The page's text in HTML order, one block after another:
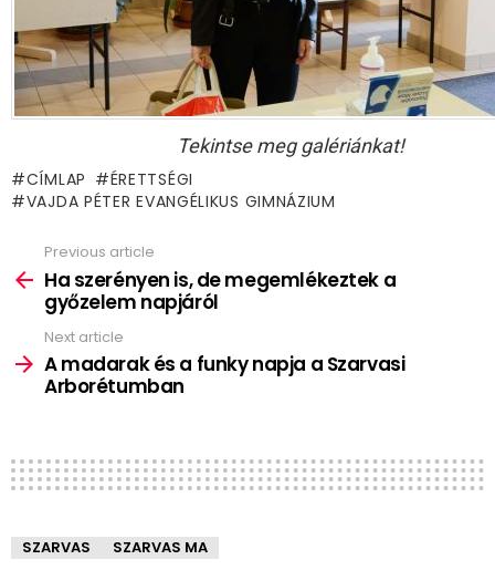
Tekintse meg galériánkat!
CÍMLAP
ÉRETTSÉGI
VAJDA PÉTER EVANGÉLIKUS GIMNÁZIUM
more
Previous article
Ha szerényen is, de megemlékeztek a
győzelem napjáról
Next article
A madarak és a funky napja a Szarvasi
Arborétumban
SZARVAS SZARVAS MA